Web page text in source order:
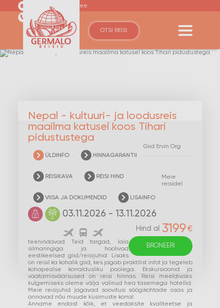
germalo@germalo.ee
(+372) 6110600
OTSI REISI
Nepal - kultuuri- ja loodusreis
maailma katusel koos Tihari
pidustustega
ÜLDINFO HINNAGARANTII
REISIKAVA REISI HIND
VIISA JA DOKUMENDID LISAINFO
03.11.2026 - 13.11.2026
Giid Ervin Org
Hind al 3199€
BRONEERI
Meie
reisidel
teenindavad Teid targad, laia
silmaringiga ja hoolivad
eestikeelsed giid/reisijuhid. Lisaks
on reisil ka kohalik giid, kes jagab praktilist infot ja tegeleb
kohapealse korraldusliku poolega. Ekskursioonid ja
vaatamisväärsused on reisi hinnas. Reisi meeldivaks
kulgemiseks oleme välja valinud hea tasemega hotellid.
Meie reisijuhid jagavad soovitusi söögikohtade osas ja
annavad nõu muude küsimuste korral.
Anname endast kõik, et veedaksite kvaliteetse ja